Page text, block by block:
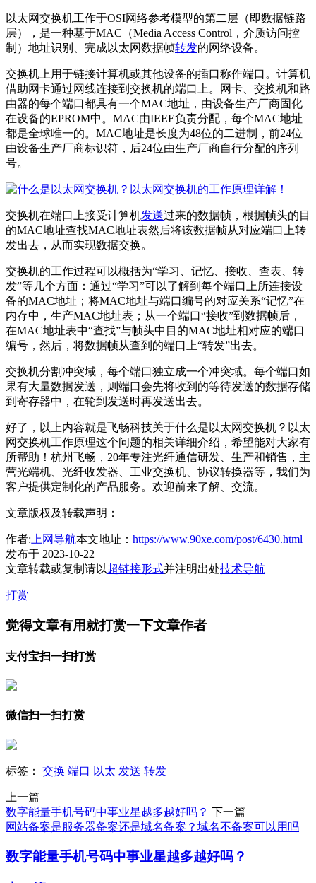
以太网交换机工作于OSI网络参考模型的第二层（即数据链路
层），是一种基于MAC（Media Access Control，介质访问控
制）地址识别、完成以太网数据帧转发的网络设备。
交换机上用于链接计算机或其他设备的插口称作端口。计算机
借助网卡通过网线连接到交换机的端口上。网卡、交换机和路
由器的每个端口都具有一个MAC地址，由设备生产厂商固化
在设备的EPROM中。MAC由IEEE负责分配，每个MAC地址
都是全球唯一的。MAC地址是长度为48位的二进制，前24位
由设备生产厂商标识符，后24位由生产厂商自行分配的序列
号。
交换机在端口上接受计算机发送过来的数据帧，根据帧头的目
的MAC地址查找MAC地址表然后将该数据帧从对应端口上转
发出去，从而实现数据交换。
交换机的工作过程可以概括为“学习、记忆、接收、查表、转
发”等几个方面：通过“学习”可以了解到每个端口上所连接设
备的MAC地址；将MAC地址与端口编号的对应关系“记忆”在
内存中，生产MAC地址表；从一个端口“接收”到数据帧后，
在MAC地址表中“查找”与帧头中目的MAC地址相对应的端口
编号，然后，将数据帧从查到的端口上“转发”出去。
交换机分割冲突域，每个端口独立成一个冲突域。每个端口如
果有大量数据发送，则端口会先将收到的等待发送的数据存储
到寄存器中，在轮到发送时再发送出去。
好了，以上内容就是飞畅科技关于什么是以太网交换机？以太
网交换机工作原理这个问题的相关详细介绍，希望能对大家有
所帮助！杭州飞畅，20年专注光纤通信研发、生产和销售，主
营光端机、光纤收发器、工业交换机、协议转换器等，我们为
客户提供定制化的产品服务。欢迎前来了解、交流。
文章版权及转载声明：
作者: 上网导航本文地址： https://www.90xe.com/post/6430.html
发布于 2023-10-22
文章转载或复制请以超链接形式并注明出处技术导航
打赏
觉得文章有用就打赏一下文章作者
支付宝扫一扫打赏
微信扫一扫打赏
标签： 交换 端口 以太 发送 转发
上一篇
数字能量手机号码中事业星越多越好吗？ 下一篇
网站备案是服务器备案还是域名备案？域名不备案可以用吗
数字能量手机号码中事业星越多越好吗？